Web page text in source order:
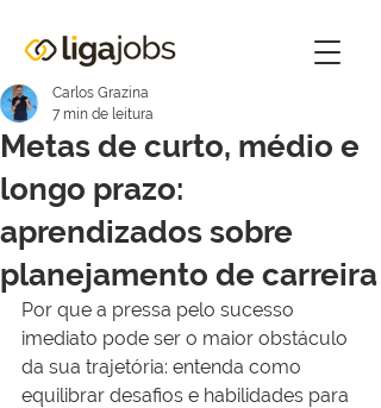
Metas de curto, médio e
longo prazo:
aprendizados sobre
planejamento de carreira
Carlos Grazina
7 min de leitura
Por que a pressa pelo sucesso
imediato pode ser o maior obstáculo
da sua trajetória: entenda como
equilibrar desafios e habilidades para